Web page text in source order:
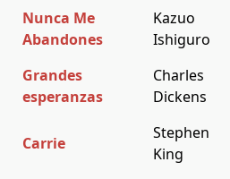
Nunca Me
Abandones
Kazuo
Ishiguro
Grandes
esperanzas
Charles
Dickens
Carrie
Stephen
King